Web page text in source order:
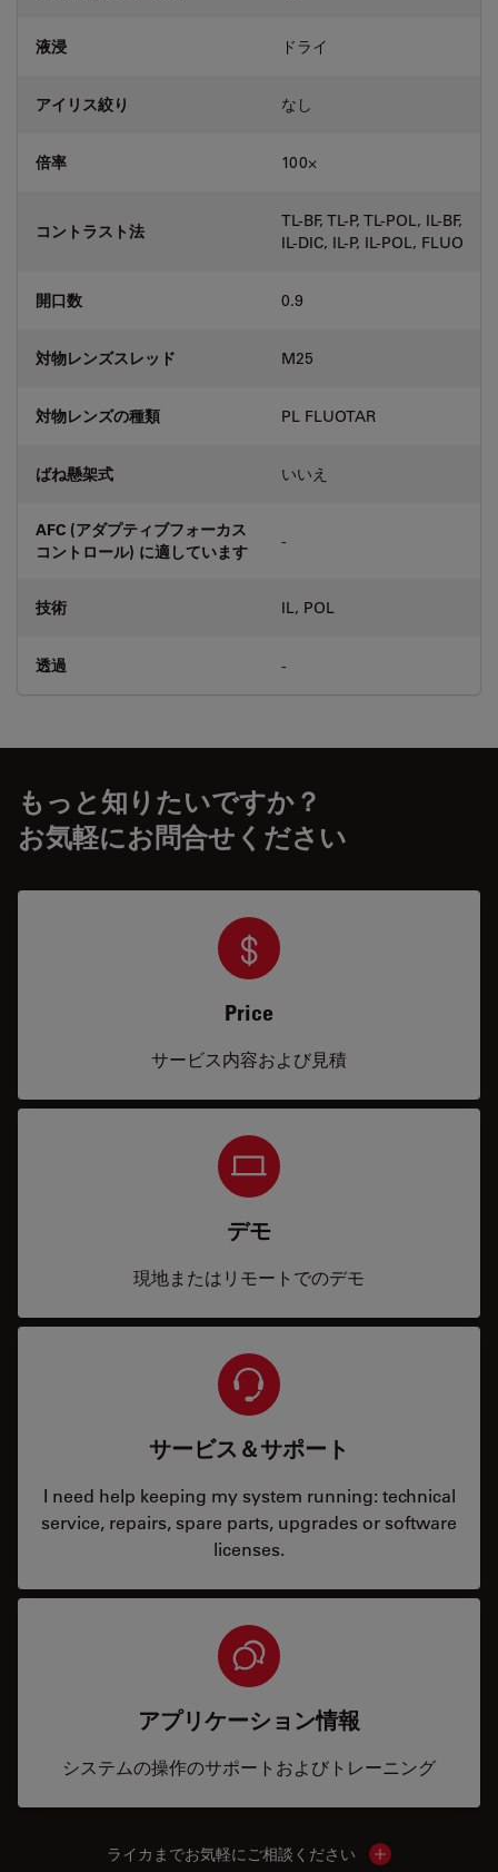
液浸 ドライ
アイリス絞り なし
倍率 100⨉
コントラスト法
TL-BF, TL-P, TL-POL, IL-BF,
IL-DIC, IL-P, IL-POL, FLUO
開口数 0.9
対物レンズスレッド M25
対物レンズの種類 PL FLUOTAR
ばね懸架式 いいえ
AFC (アダプティブフォーカス
コントロール) に適しています
-
技術 IL, POL
透過 -
もっと知りたいですか？
お気軽にお問合せください
Price
サービス内容および見積
デモ
現地またはリモートでのデモ
サービス＆サポート
I need help keeping my system running: technical
service, repairs, spare parts, upgrades or software
licenses.
アプリケーション情報
システムの操作のサポートおよびトレーニング
ライカまでお気軽にご相談ください Show local